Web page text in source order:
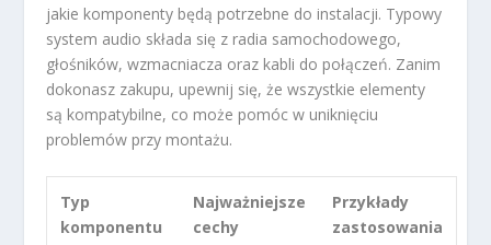
jakie komponenty będą potrzebne do instalacji. Typowy
system audio składa się z radia samochodowego,
głośników, wzmacniacza oraz kabli do połączeń. Zanim
dokonasz zakupu, upewnij się, że wszystkie elementy
są kompatybilne, co może pomóc w uniknięciu
problemów przy montażu.
Typ
komponentu
Najważniejsze
cechy
Przykłady
zastosowania